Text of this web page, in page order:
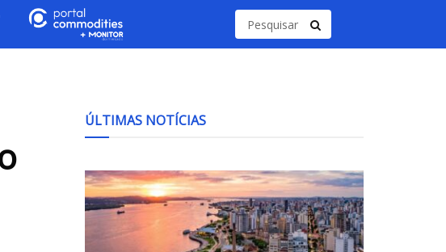
ÚLTIMAS NOTÍCIAS